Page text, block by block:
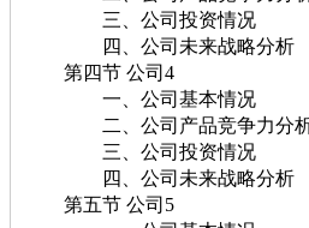
三、公司投资情况
四、公司未来战略分析
第四节 公司4
一、公司基本情况
二、公司产品竞争力分
三、公司投资情况
四、公司未来战略分析
第五节 公司5